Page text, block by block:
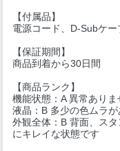
【付属品】
電源コード、D-Subケ
【保証期間】
商品到着から30日間
【商品ランク】
機能状態：A 異常ありま
液晶：B 多少の色ムラ
外観全体：B 背面、ス
にキレイな状態です